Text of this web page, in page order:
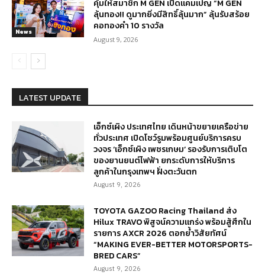
News
คุ้มให้สมาชิก M GEN เปิดแคมเปญ “M GEN
ลุ้นทอง!! ดูมากยิ่งมีสิทธิ์ลุ้นมาก” ลุ้นรับสร้อย
คอทองคำ 10 รางวัล
August 9, 2026
LATEST UPDATE
เอ็กซ์เผิง ประเทศไทย เดินหน้าขยายเครือข่าย
ทั่วประเทศ เปิดโชว์รูมพร้อมศูนย์บริการครบ
วงจร ‘เอ็กซ์เผิง เพชรเกษม’ รองรับการเติบโต
ของยานยนต์ไฟฟ้า ยกระดับการให้บริการ
ลูกค้าในกรุงเทพฯ ฝั่งตะวันตก
August 9, 2026
TOYOTA GAZOO Racing Thailand ส่ง
Hilux TRAVO พิสูจน์ความแกร่ง พร้อมสู้ศึกใน
รายการ AXCR 2026 ตอกย้ำวิสัยทัศน์
“MAKING EVER-BETTER MOTORSPORTS-
BRED CARS”
August 9, 2026